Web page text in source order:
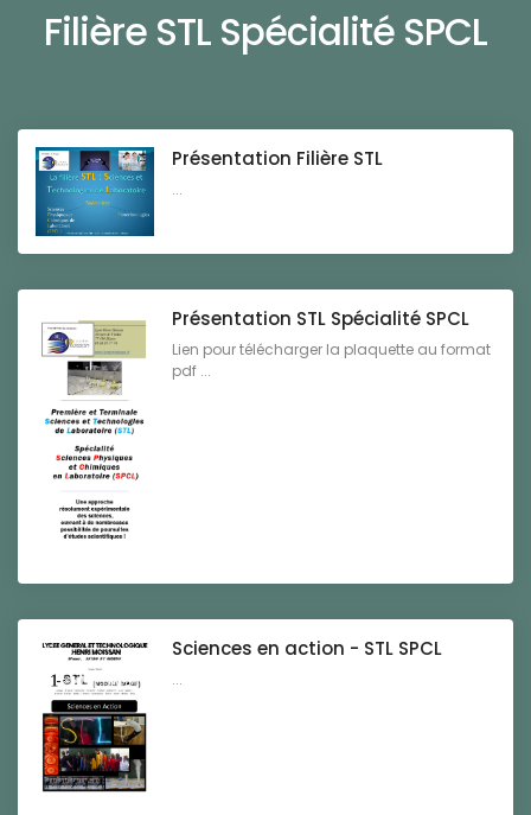
Filière STL Spécialité SPCL
Présentation Filière STL
...
Présentation STL Spécialité SPCL
Lien pour télécharger la plaquette au format
pdf ...
Sciences en action - STL SPCL
...